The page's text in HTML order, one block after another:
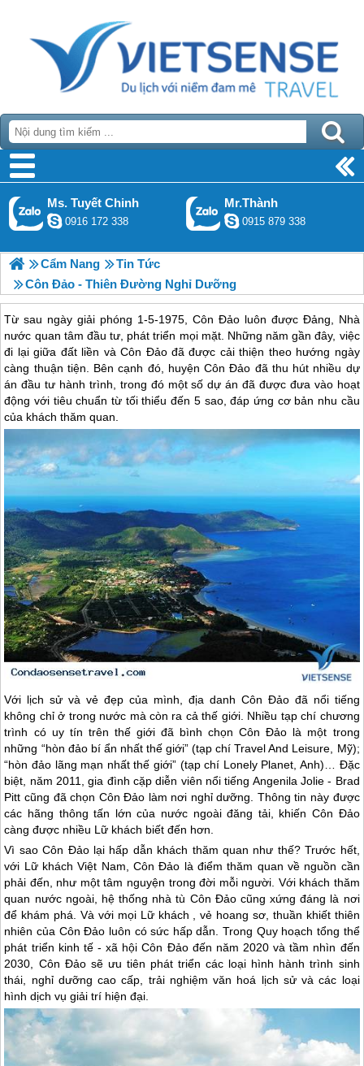
Ms. Tuyết Chinh
0916 172 338
Mr.Thành
0915 879 338
Cẩm Nang
Tin Tức
Côn Đảo - Thiên Đường Nghỉ Dưỡng
Từ sau ngày giải phóng 1-5-1975, Côn Đảo luôn được Đảng, Nhà
nước quan tâm đầu tư, phát triển mọi mặt. Những năm gần đây, việc
đi lại giữa đất liền và Côn Đảo đã được cải thiện theo hướng ngày
càng thuận tiện. Bên cạnh đó, huyện Côn Đảo đã thu hút nhiều dự
án đầu tư hành trình, trong đó một số dự án đã được đưa vào hoạt
động với tiêu chuẩn từ tối thiểu đến 5 sao, đáp ứng cơ bản nhu cầu
của khách thăm quan.
Với lịch sử và vẻ đẹp của mình, địa danh Côn Đảođã nổi tiếng
không chỉ ở trong nước mà còn ra cả thế giới. Nhiều tạp chí chương
trình có uy tín trên thế giới đã bình chọnCôn Đảo là một trong
những “hòn đảo bí ẩn nhất thế giới” (tạp chí Travel And Leisure, Mỹ);
“hòn đảo lãng mạn nhất thế giới” (tạp chí Lonely Planet, Anh)… Đặc
biệt, năm 2011, gia đình cặp diễn viên nổi tiếng Angenila Jolie - Brad
Pitt cũng đã chọn Côn Đảo làm nơi nghỉ dưỡng. Thông tin này được
các hãng thông tấn lớn của nước ngoài đăng tải, khiến Côn Đảo
càng được nhiều Lữ khách biết đến hơn.
Vì saoCôn Đảolại hấp dẫn khách thăm quan như thế? Trước hết,
với Lữ khách Việt Nam,Côn Đảo là điểm thăm quan về nguồn cần
phải đến, như một tâm nguyện trong đời mỗi người. Với khách thăm
quan nước ngoài, hệ thống nhà tù Côn Đảocũng xứng đáng là nơi
để khám phá. Và với mọi Lữ khách , vẻ hoang sơ, thuần khiết thiên
nhiên của Côn Đảo luôn có sức hấp dẫn. Trong Quy hoạch tổng thể
phát triển kinh tế - xã hộiCôn Đảođến năm 2020 và tầm nhìn đến
2030, Côn Đảosẽ ưu tiên phát triển các loại hình hành trình sinh
thái, nghỉ dưỡng cao cấp, trải nghiệm văn hoá lịch sử và các loại
hình dịch vụ giải trí hiện đại.